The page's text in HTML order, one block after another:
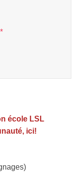
*
école LSL
ici!